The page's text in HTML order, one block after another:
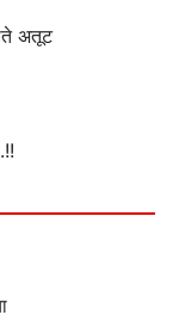
अतूट